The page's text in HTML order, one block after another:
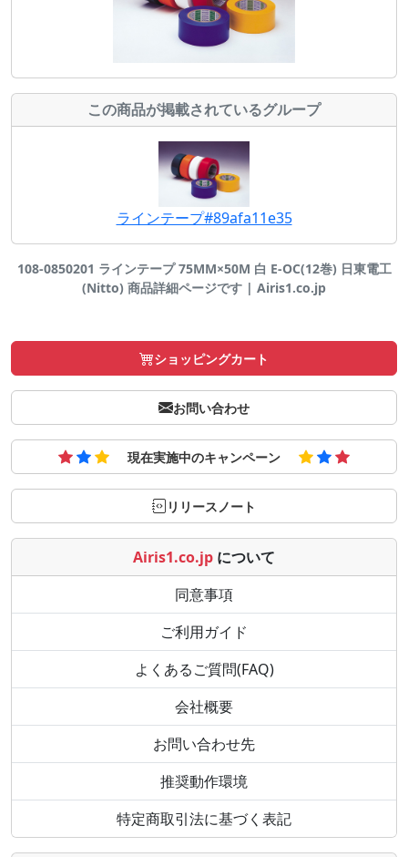
この商品が掲載されているグループ
ラインテープ#89afa11e35
108-0850201 ラインテープ 75MM×50M 白 E-OC(12巻) 日東電工
(Nitto) 商品詳細ページです | Airis1.co.jp
ショッピングカート
お問い合わせ
現在実施中のキャンペーン
リリースノート
Airis1.co.jp について
同意事項
ご利用ガイド
よくあるご質問(FAQ)
会社概要
お問い合わせ先
推奨動作環境
特定商取引法に基づく表記